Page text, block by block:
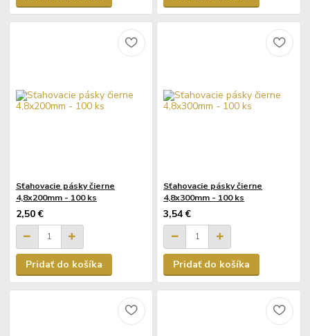
Sťahovacie pásky čierne
4,8x200mm - 100 ks
2,50 €
Pridať do košíka
Sťahovacie pásky čierne
4,8x300mm - 100 ks
3,54 €
Pridať do košíka